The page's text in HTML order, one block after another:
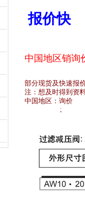
报价快
中国地区销询
部分现货及快速报
注：想及时得到资
中国地区： 询价
;